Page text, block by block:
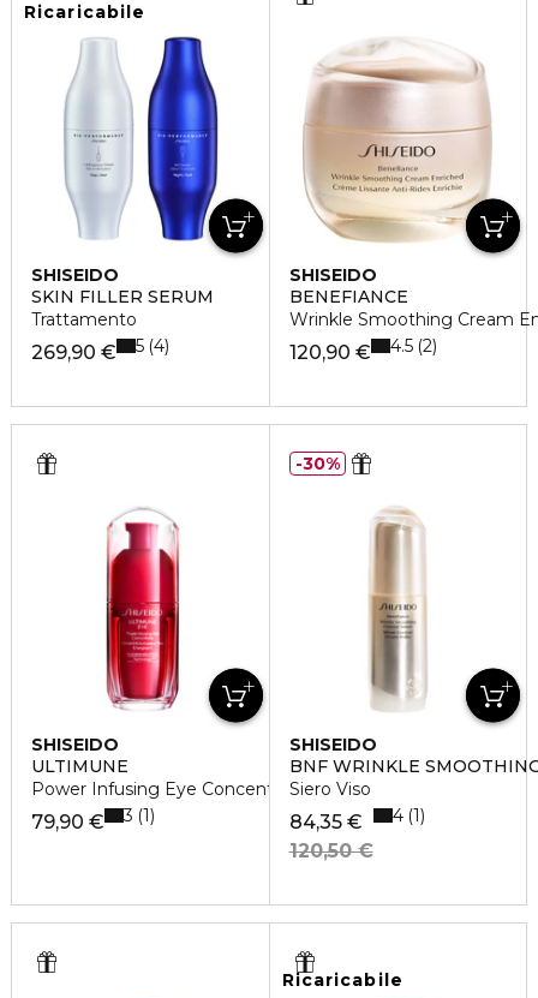
Ricaricabile
SHISEIDO
SKIN FILLER SERUM
Trattamento
269,90 € 5 4
SHISEIDO
BENEFIANCE
Wrinkle Smoothing Cream
120,90 € 4.5 2
SHISEIDO
ULTIMUNE
Power Infusing Eye Concentrate
79,90 € 3 1
SHISEIDO
BNF WRINKLE
Siero Viso
84,35 €
120,50 €
4 1
30%
Ricaricabile